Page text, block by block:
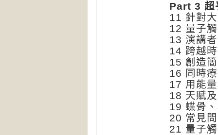
Part 3 超
11 針對
12 量子
13 演講
14 跨越
15 創造
16 同時
17 用能
18 天賦
19 蝶骨
20 常見
21 量子